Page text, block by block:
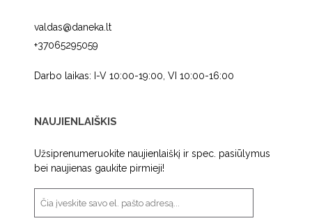
valdas@daneka.lt
+37065295059
Darbo laikas: I-V 10:00-19:00, VI 10:00-16:00
NAUJIENLAIŠKIS
Užsiprenumeruokite naujienlaiškį ir spec. pasiūlymus
bei naujienas gaukite pirmieji!